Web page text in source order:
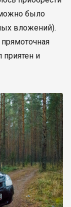
было
вложений).
и